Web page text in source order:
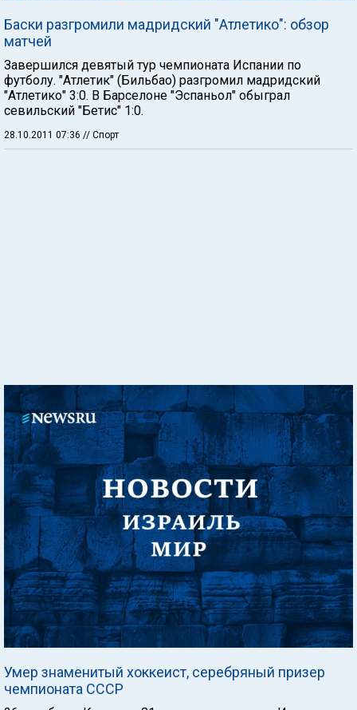
Баски разгромили мадридский "Атлетико": обзор
матчей
Завершился девятый тур чемпионата Испании по
футболу. "Атлетик" (Бильбао) разгромил мадридский
"Атлетико" 3:0. В Барселоне "Эспаньол" обыграл
севильский "Бетис" 1:0.
28.10.2011 07:36 // Спорт
Умер знаменитый хоккеист, серебряный призер
чемпионата СССР